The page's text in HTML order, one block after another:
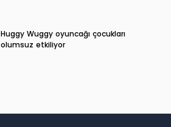
Huggy Wuggy oyuncağı çocukları
olumsuz etkiliyor